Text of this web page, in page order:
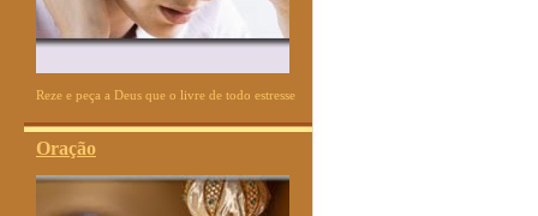
Reze e peça a Deus que o livre de todo estresse
Oração